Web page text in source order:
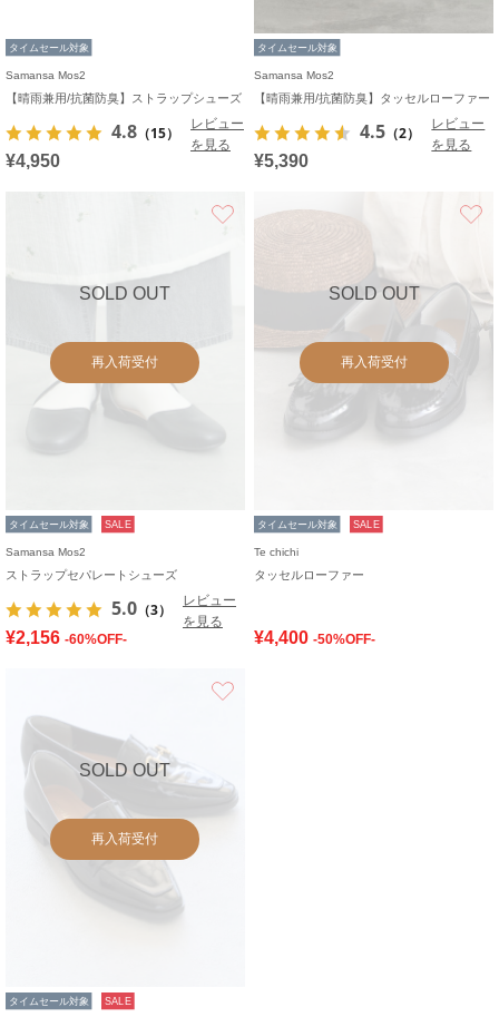
タイムセール対象
Samansa Mos2
【晴雨兼用/抗菌防臭】ストラップシューズ
4.8 （15）
レビュー
を見る
¥4,950
タイムセール対象
Samansa Mos2
【晴雨兼用/抗菌防臭】タッセルローファー
4.5 （2）
レビュー
を見る
¥5,390
SOLD OUT
再入荷受付
タイムセール対象 SALE
Samansa Mos2
ストラップセパレートシューズ
5.0 （3）
レビュー
を見る
¥2,156 -60%OFF-
SOLD OUT
再入荷受付
タイムセール対象 SALE
Te chichi
タッセルローファー
¥4,400 -50%OFF-
SOLD OUT
再入荷受付
タイムセール対象 SALE